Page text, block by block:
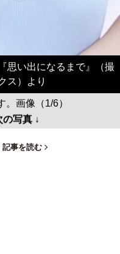
思い出になるまで』（撮
ス）より
。画像（1/6）
写真 ↓
記事を読む